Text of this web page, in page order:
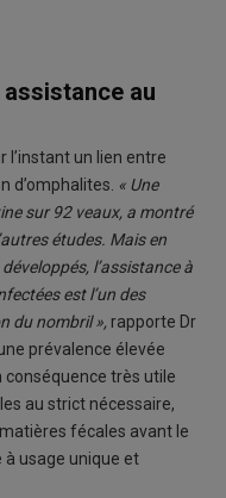
au
l’instant un lien entre
d’omphalites. « Une
sur 92 veaux, a montré
études. Mais en
l’assistance à
est l’un des
du nombril », rapporte Dr
prévalence élevée
conséquence très utile
au strict nécessaire,
fécales avant le
à usage unique et